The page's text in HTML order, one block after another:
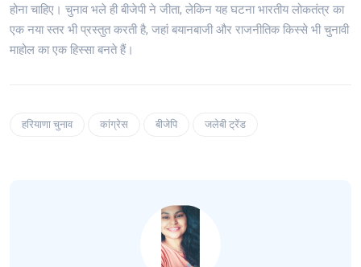
होना चाहिए। चुनाव भले ही बीजेपी ने जीता, लेकिन यह घटना भारतीय लोकतंत्र का
एक नया स्तर भी प्रस्तुत करती है, जहां बयानबाजी और राजनीतिक किस्से भी चुनावी
माहोल का एक हिस्सा बनते हैं।
हरियाणा चुनाव कांग्रेस बीजेपि जलेबी ट्रेंड